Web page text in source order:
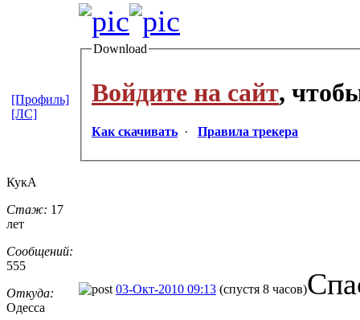
Download
Войдите на сайт,
Как скачивать · Правила трекера
[Профиль]
[ЛС]
КукА
Стаж: 17
лет
Сообщений:
555
Откуда:
Одесса
03-Окт-2010 09:13 (спустя 8 часов)